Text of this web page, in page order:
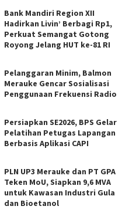
Bank Mandiri Region XII
Hadirkan Livin’ Berbagi Rp1,
Perkuat Semangat Gotong
Royong Jelang HUT ke-81 RI
Pelanggaran Minim, Balmon
Merauke Gencar Sosialisasi
Penggunaan Frekuensi Radio
Persiapkan SE2026, BPS Gelar
Pelatihan Petugas Lapangan
Berbasis Aplikasi CAPI
PLN UP3 Merauke dan PT GPA
Teken MoU, Siapkan 9,6 MVA
untuk Kawasan Industri Gula
dan Bioetanol